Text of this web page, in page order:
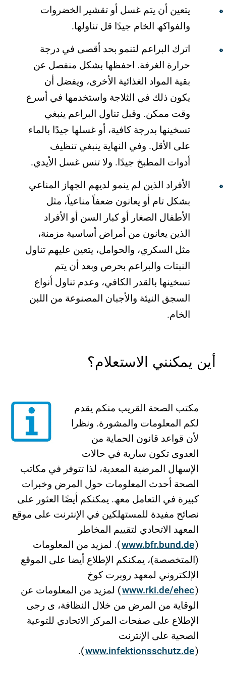
یتعین أن یتم غسل أو تقشیر الخضروات
والفواكھ الخام جیدًا قل تناولھا.
اترك البراعم لتنمو بحد أقصى في درجة
حرارة الغرفة. احفظھا بشكل منفصل عن
بقیة المواد الغذائیة الأخرى، ویفضل أن
یكون ذلك في الثلاجة واستخدمھا في أسرع
وقت ممكن. وقبل تناول البراعم ینبغي
تسخینھا بدرجة كافیة، أو غسلھا جیدًا بالماء
على الأقل. وفي النھایة ینبغي تنظیف
أدوات المطبخ جیدًا. ولا تنس غسل الأیدي.
الأفراد الذین لم ینمو لدیھم الجھاز المناعي
بشكل تام أو یعانون ضعفاً مناعیاً، مثل
الأطفال الصغار أو كبار السن أو الأفراد
الذین یعانون من أمراض أساسیة مزمنة،
مثل السكري، والحوامل، یتعین علیھم تناول
النبتات والبراعم بحرص وبعد أن یتم
تسخینھا بالقدر الكافي، وعدم تناول أنواع
السجق النیئة والأجبان المصنوعة من اللبن
الخام.
أین یمكنني الاستعلام؟
مكتب الصحة القریب منكم یقدم
لكم المعلومات والمشورة. ونظرا
لأن قواعد قانون الحمایة من
العدوى تكون ساریة في حالات
الإسھال المرضیة المعدیة، لذا تتوفر في مكاتب
الصحة أحدث المعلومات حول المرض وخبرات
كبیرة في التعامل معھ. یمكنكم أیضًا العثور على
نصائح مفیدة للمستھلكین في الإنترنت على موقع
المعھد الاتحادي لتقییم المخاطر
(
www.bfr.bund.de). لمزید من المعلومات
(المتخصصة)، یمكنكم الإطلاع أیضا على الموقع
الإلكتروني لمعھد روبرت كوخ
(
www.rki.de/ehec) لمزید من المعلومات عن
الوقایة من المرض من خلال النظافة، ی رجى
الإطلاع على صفحات المركز الاتحادي للتوعیة
الصحیة على الإنترنت
(
www.infektionsschutz.de
).